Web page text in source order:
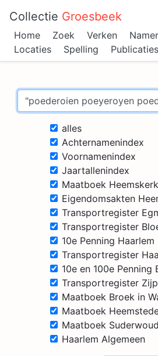
Collectie Groesbeek
Home Zoek Verken
Locaties
Spelling Publicaties
alles
Achternamenindex
Voornamenindex
Jaartallenindex
Maatboek Heemskerk
Eigendomsakten
Transportregister
Transportregister
10e Penning Haarlem
Transportregister
10e en 100e Penning
Transportregister
Maatboek Broek in
Maatboek
Maatboek
Haarlem Algemeen